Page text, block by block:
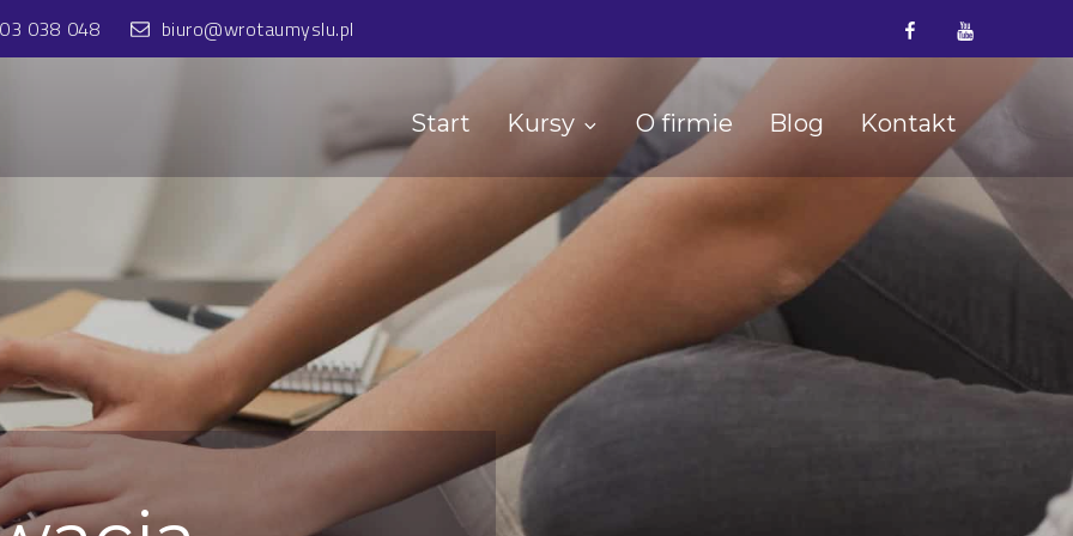
038 048 biuro@wrotaumyslu.pl FacebookYouTube
Start Kursy O firmie Blog Kontakt